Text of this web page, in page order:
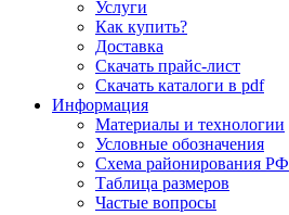
Услуги
Как купить?
Доставка
Скачать прайс-лист
Скачать каталоги в pdf
Информация
Материалы и технологии
Условные обозначения
Схема районирования РФ
Таблица размеров
Частые вопросы